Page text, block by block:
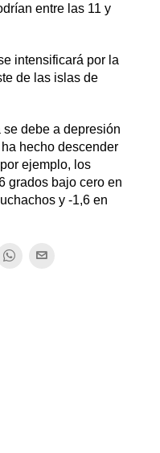
entre las 11 y
intensificará por la
de las islas de
debe a depresión
hecho descender
ejemplo, los
grados bajo cero en
y -1,6 en